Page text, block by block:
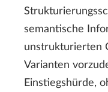
semantische
unstrukturierten
Varianten
Einstiegshürde,